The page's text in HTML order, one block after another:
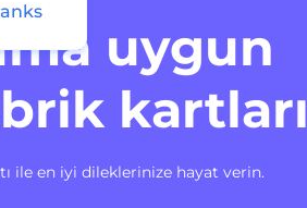
uygun
kartları
ile en iyi dileklerinize hayat verin.